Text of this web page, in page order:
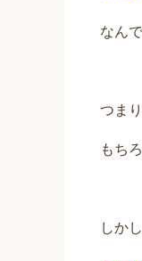
なん
つまり
もち
しかし